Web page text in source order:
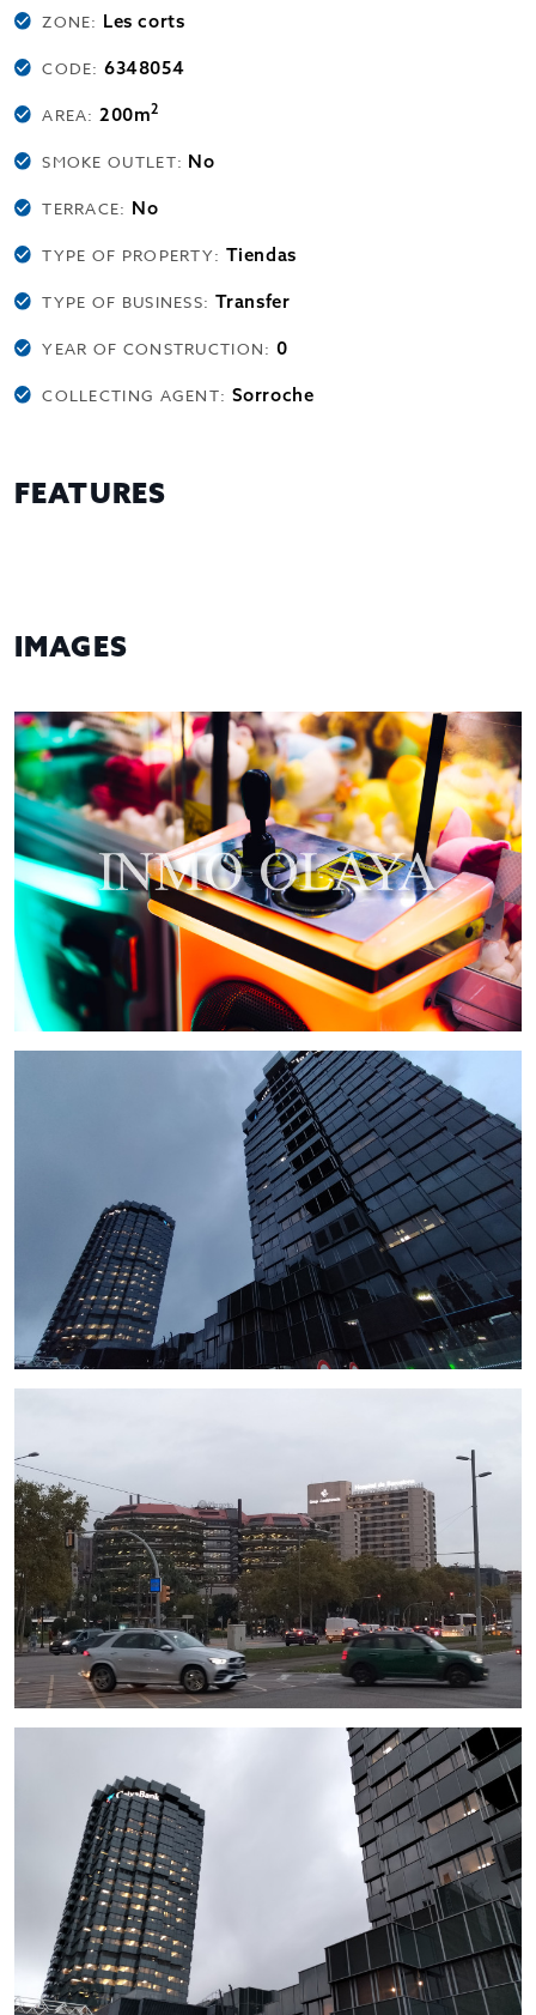
ZONE: Les corts
CODE:6348054
AREA:200m2
SMOKE OUTLET: No
TERRACE: No
TYPE OF PROPERTY: Tiendas
TYPE OF BUSINESS: Transfer
YEAR OF CONSTRUCTION: 0
COLLECTING AGENT: Sorroche
FEATURES
IMAGES